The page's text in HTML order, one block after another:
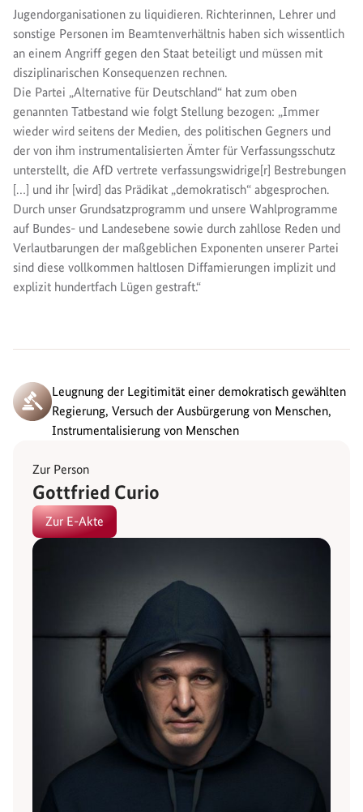
Jugendorganisationen zu liquidieren. Richterinnen, Lehrer und
sonstige Personen im Beamtenverhältnis haben sich wissentlich
an einem Angriff gegen den Staat beteiligt und müssen mit
disziplinarischen Konsequenzen rechnen.
Die Partei „Alternative für Deutschland“ hat zum oben
genannten Tatbestand wie folgt Stellung bezogen: „Immer
wieder wird seitens der Medien, des politischen Gegners und
der von ihm instrumentalisierten Ämter für Verfassungsschutz
unterstellt, die AfD vertrete verfassungswidrige[r] Bestrebungen
[…] und ihr [wird] das Prädikat „demokratisch“ abgesprochen.
Durch unser Grundsatzprogramm und unsere Wahlprogramme
auf Bundes- und Landesebene sowie durch zahllose Reden und
Verlautbarungen der maßgeblichen Exponenten unserer Partei
sind diese vollkommen haltlosen Diffamierungen implizit und
explizit hundertfach Lügen gestraft.“
Leugnung der Legitimität einer demokratisch gewählten
Regierung, Versuch der Ausbürgerung von Menschen,
Instrumentalisierung von Menschen
Zur Person
Gottfried Curio
Zur E-Akte